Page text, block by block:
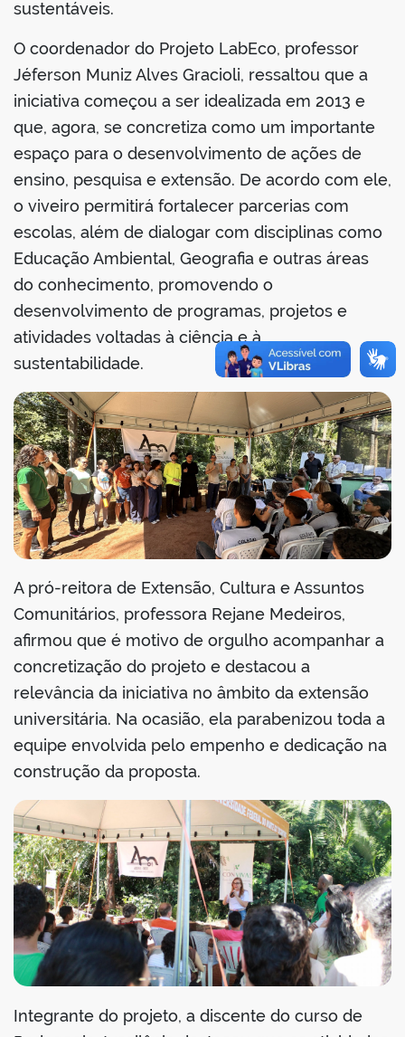
sustentáveis.
O coordenador do Projeto LabEco, professor
Jéferson Muniz Alves Gracioli, ressaltou que a
iniciativa começou a ser idealizada em 2013 e
que, agora, se concretiza como um importante
espaço para o desenvolvimento de ações de
ensino, pesquisa e extensão. De acordo com ele,
o viveiro permitirá fortalecer parcerias com
escolas, além de dialogar com disciplinas como
Educação Ambiental, Geografia e outras áreas
do conhecimento, promovendo o
desenvolvimento de programas, projetos e
atividades voltadas à ciência e à
sustentabilidade.
A pró-reitora de Extensão, Cultura e Assuntos
Comunitários, professora Rejane Medeiros,
afirmou que é motivo de orgulho acompanhar a
concretização do projeto e destacou a
relevância da iniciativa no âmbito da extensão
universitária. Na ocasião, ela parabenizou toda a
equipe envolvida pelo empenho e dedicação na
construção da proposta.
Integrante do projeto, a discente do curso de